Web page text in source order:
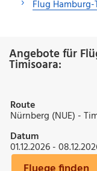
Flug
Angebote für
Timisoara:
Route
Nürnberg (NUE) -
Datum
01.12.2026 -